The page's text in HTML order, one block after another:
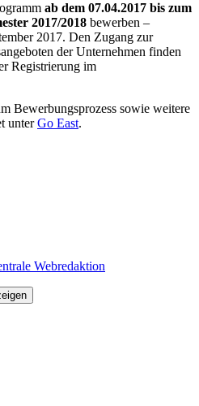
ab dem 07.04.2017 bis zum
2017/2018 bewerben –
2017. Den Zugang zur
der Unternehmen finden
Registrierung im
Bewerbungsprozess sowie weitere
unterGo East.
Webredaktion